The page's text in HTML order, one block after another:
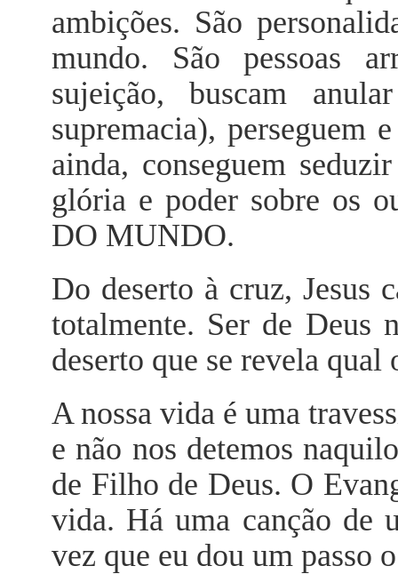
ambições. São
mundo. São pessoas
sujeição, buscam
supremacia), perseguem
ainda, conseguem
glória e poder sobre os
DO MUNDO.
Do deserto à cruz, Jesus
totalmente. Ser de Deus
deserto que se revela
A nossa vida é uma
e não nos detemos
de Filho de Deus. O
vida. Há uma canção de
vez que eu dou um passo